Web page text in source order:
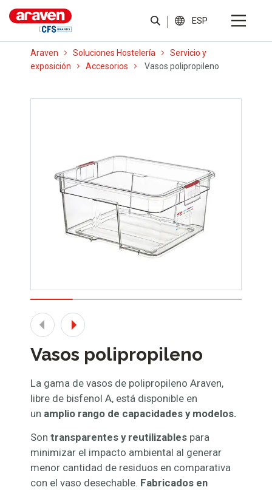
ESP
Araven Soluciones Hostelería
Servicio y
exposición
Accesorios Vasos polipropileno
Vasos polipropileno
La gama de vasos de polipropileno Araven,
libre de bisfenol A, está disponible en
un amplio rango de capacidades y modelos.
Son transparentes y reutilizables para
minimizar el impacto ambiental al generar
menor cantidad de residuos en comparativa
con el vaso desechable. Fabricados en